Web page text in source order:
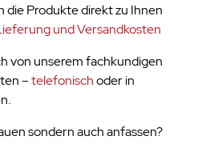
die Produkte direkt zu Ihnen
und Versandkosten
von unserem fachkundigen
–telefonischoder in
sondern auch anfassen?